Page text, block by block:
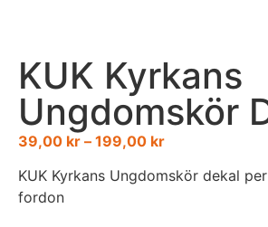
KUK Kyrkans
Ungdomskör
39,00 kr – 199,00 kr
KUK Kyrkans Ungdomskör dekal
fordon